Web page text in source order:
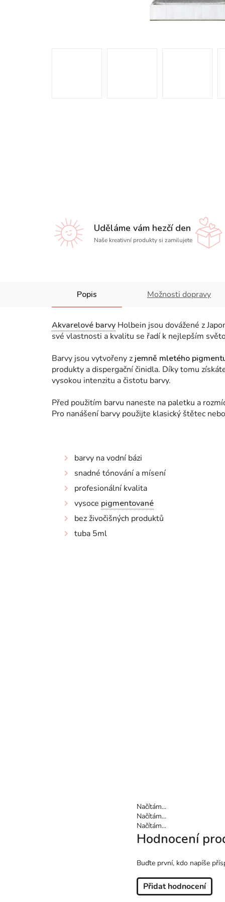
Uděláme vám hezčí den
Naše kreativní produkty si zamilujete
Popis Možnosti dopravy
Akvarelové barvy Holbein jsou dovážené z
své vlastnosti a kvalitu se řadí k nejlepším
Barvy jsou vytvořeny z jemně mletého
produkty a dispergační činidla. Díky tomu
vysokou intenzitu a čistotu barvy.
Před použitím barvu naneste na paletku a
Pro nanášení barvy použijte klasický štětec nebo
barvy na vodní bázi
snadné tónování a mísení
profesionální kvalita
vysoce pigmentované
bez živočišných produktů
tuba 5ml
Načítám...
Načítám...
Načítám...
Hodnocení
Buďte první, kdo napíše
Přidat hodnocení